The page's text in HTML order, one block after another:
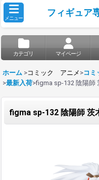
メニュー
フィギュア
カテゴリ マイページ
ホーム >コミック アニメ >コ
>最新入荷>figma sp-132 陰陽師
figma sp-132 陰陽師 茨